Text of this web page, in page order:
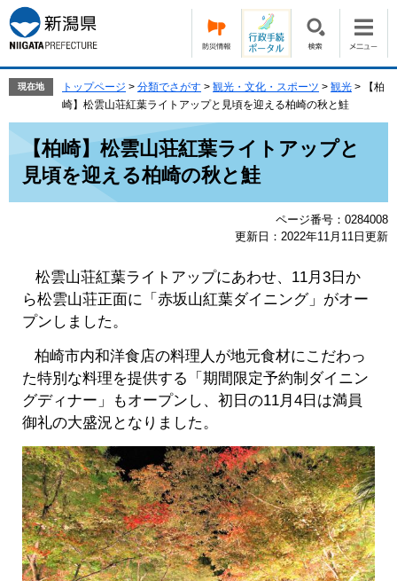
ー
ジ
の
で
ニ
ュ
ー
ば
現在地 トップページ > 分類でさがす > 観光・文化・スポーツ > 観光 >
【柏
崎】松雲山荘紅葉ライトアップと見頃を迎える柏崎の秋と鮭
【柏崎】松雲山荘紅葉ライトアップと
見頃を迎える柏崎の秋と鮭
ページ番号：0284008
更新日：2022年11月11日更新
松雲山荘紅葉ライトアップにあわせ、11月3日か
ら松雲山荘正面に「赤坂山紅葉ダイニング」がオー
プンしました。
柏崎市内和洋食店の料理人が地元食材にこだわっ
た特別な料理を提供する「期間限定予約制ダイニン
グディナー」もオープンし、初日の11月4日は満員
御礼の大盛況となりました。